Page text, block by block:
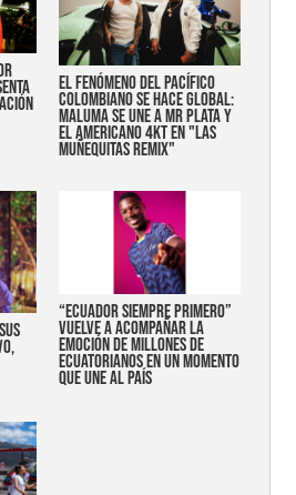
EL FENÓMENO DEL PACÍFICO
COLOMBIANO SE HACE GLOBAL:
MALUMA SE UNE A MR PLATA Y
EL AMERICANO 4KT EN "LAS
MUÑEQUITAS REMIX"
“Ecuador siempre primero”
vuelve a acompañar la
emoción de millones de
ecuatorianos en un momento
que une al país